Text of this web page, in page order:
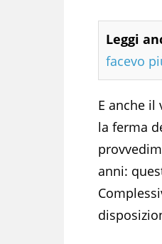
Leggi
facevo
E anche il
la ferma
anni: